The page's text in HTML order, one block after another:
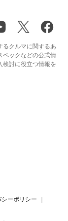
るクルマに関するあ
ペックなどの公式情
検討に役立つ情報を
シーポリシー